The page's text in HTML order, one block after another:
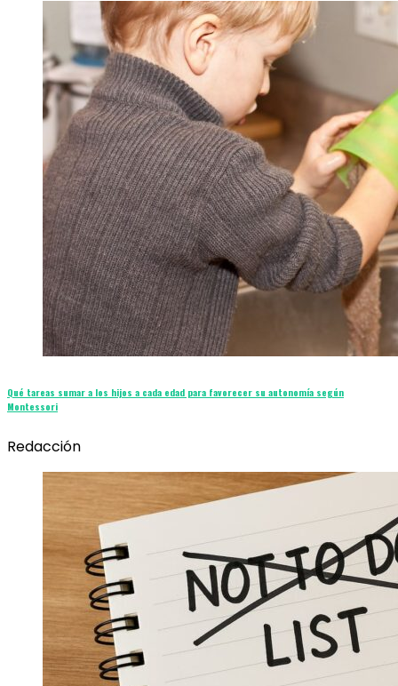
Qué tareas sumar a los hijos a cada edad para favorecer su autonomía según
Montessori
Redacción